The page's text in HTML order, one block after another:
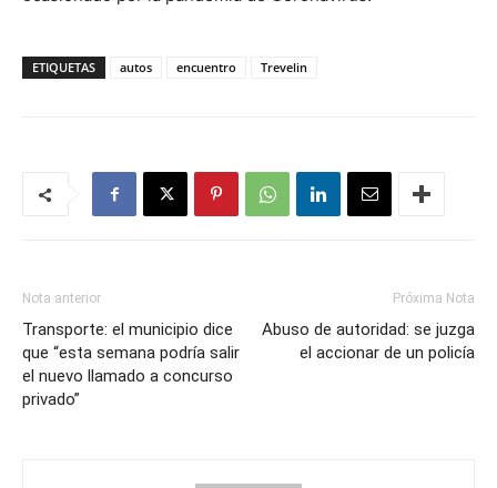
ETIQUETAS autos encuentro Trevelin
Nota anterior
Transporte: el municipio dice
que “esta semana podría salir
el nuevo llamado a concurso
privado”
Próxima Nota
Abuso de autoridad: se juzga
el accionar de un policía